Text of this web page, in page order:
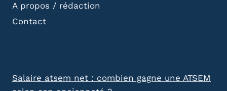
A propos / rédaction
Contact
Salaire atsem net : combien gagne une ATSEM